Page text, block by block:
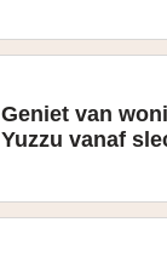
Geniet van
Yuzzu vanaf